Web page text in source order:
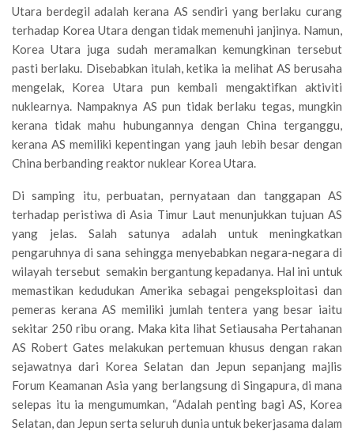
Utara berdegil adalah kerana AS sendiri yang berlaku curang
terhadap Korea Utara dengan tidak memenuhi janjinya. Namun,
Korea Utara juga sudah meramalkan kemungkinan tersebut
pasti berlaku. Disebabkan itulah, ketika ia melihat AS berusaha
mengelak, Korea Utara pun kembali mengaktifkan aktiviti
nuklearnya. Nampaknya AS pun tidak berlaku tegas, mungkin
kerana tidak mahu hubungannya dengan China terganggu,
kerana AS memiliki kepentingan yang jauh lebih besar dengan
China berbanding reaktor nuklear Korea Utara.
Di samping itu, perbuatan, pernyataan dan tanggapan AS
terhadap peristiwa di Asia Timur Laut menunjukkan tujuan AS
yang jelas. Salah satunya adalah untuk meningkatkan
pengaruhnya di sana sehingga menyebabkan negara-negara di
wilayah tersebut semakin bergantung kepadanya. Hal ini untuk
memastikan kedudukan Amerika sebagai pengeksploitasi dan
pemeras kerana AS memiliki jumlah tentera yang besar iaitu
sekitar 250 ribu orang. Maka kita lihat Setiausaha Pertahanan
AS Robert Gates melakukan pertemuan khusus dengan rakan
sejawatnya dari Korea Selatan dan Jepun sepanjang majlis
Forum Keamanan Asia yang berlangsung di Singapura, di mana
selepas itu ia mengumumkan, “Adalah penting bagi AS, Korea
Selatan, dan Jepun serta seluruh dunia untuk bekerjasama dalam